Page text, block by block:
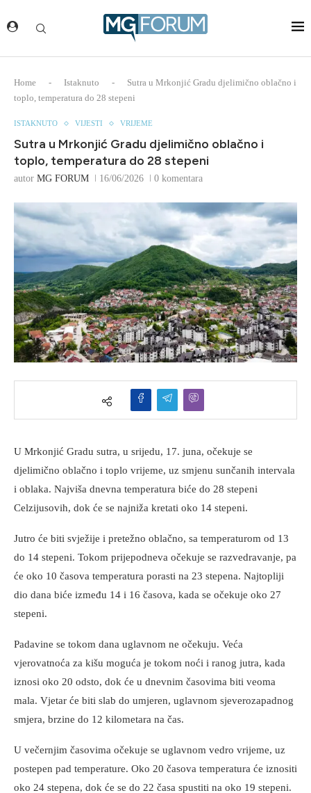
Home - Istaknuto -
Sutra u Mrkonjić Gradu djelimično oblačno i
toplo, temperatura do 28 stepeni
ISTAKNUTO VIJESTI VRIJEME
Sutra u Mrkonjić Gradu djelimično oblačno i
toplo, temperatura do 28 stepeni
autor MG FORUM 16/06/2026 0 komentara
U Mrkonjić Gradu sutra, u srijedu, 17. juna, očekuje se
djelimično oblačno i toplo vrijeme, uz smjenu sunčanih intervala
i oblaka. Najviša dnevna temperatura biće do 28 stepeni
Celzijusovih, dok će se najniža kretati oko 14 stepeni.
Jutro će biti svježije i pretežno oblačno, sa temperaturom od 13
do 14 stepeni. Tokom prijepodneva očekuje se razvedravanje, pa
će oko 10 časova temperatura porasti na 23 stepena. Najtopliji
dio dana biće između 14 i 16 časova, kada se očekuje oko 27
stepeni.
Padavine se tokom dana uglavnom ne očekuju. Veća
vjerovatnoća za kišu moguća je tokom noći i ranog jutra, kada
iznosi oko 20 odsto, dok će u dnevnim časovima biti veoma
mala. Vjetar će biti slab do umjeren, uglavnom sjeverozapadnog
smjera, brzine do 12 kilometara na čas.
U večernjim časovima očekuje se uglavnom vedro vrijeme, uz
postepen pad temperature. Oko 20 časova temperatura će iznositi
oko 24 stepena, dok će se do 22 časa spustiti na oko 19 stepeni.